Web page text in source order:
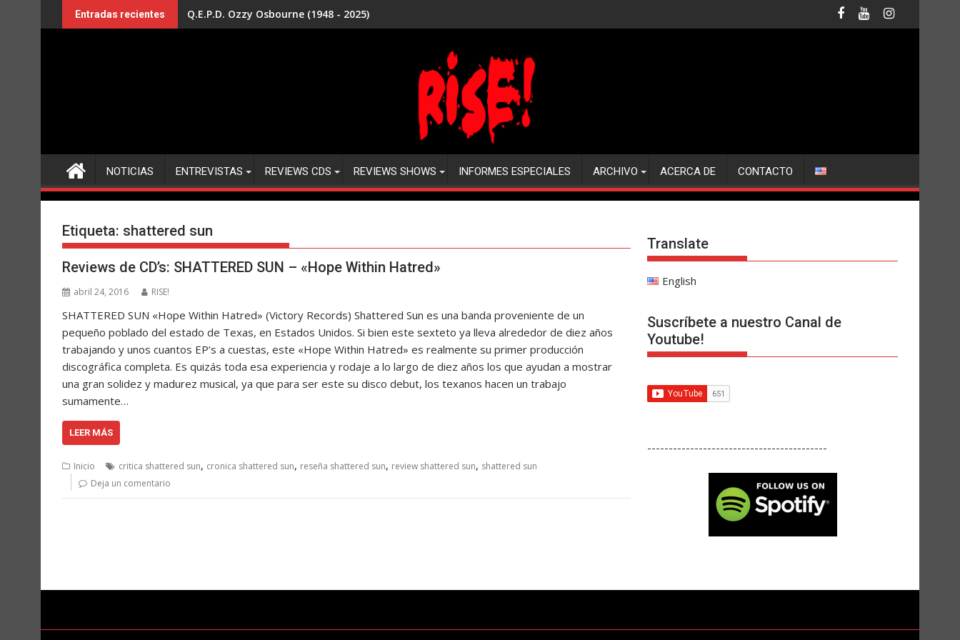
al
Entradas recientes Q.E.P.D. Ozzy Osbourne (1948 - 2025)
NOTICIAS ENTREVISTAS REVIEWS CDS REVIEWS SHOWS INFORMES ESPECIALES ARCHIVO ACERCA DE CONTACTO
Etiqueta: shattered sun
Reviews de CD’s: SHATTERED SUN – «Hope Within Hatred»
abril 24, 2016 RISE!
SHATTERED SUN «Hope Within Hatred» (Victory Records) Shattered Sun es una banda proveniente de un
pequeño poblado del estado de Texas, en Estados Unidos. Si bien este sexteto ya lleva alrededor de diez años
trabajando y unos cuantos EP’s a cuestas, este «Hope Within Hatred» es realmente su primer producción
discográfica completa. Es quizás toda esa experiencia y rodaje a lo largo de diez años los que ayudan a mostrar
una gran solidez y madurez musical, ya que para ser este su disco debut, los texanos hacen un trabajo
sumamente…
LEER MÁS
Inicio critica shattered sun, cronica shattered sun, reseña shattered sun, review shattered sun, shattered sun
Deja un comentario
Translate
English
Suscríbete a nuestro Canal de
Youtube!
------------------------------------------